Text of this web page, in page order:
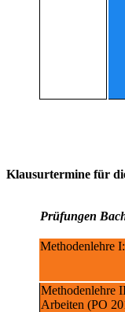
Klausurtermine für
Prüfungen
Methodenlehre
Methodenlehre
Arbeiten (PO